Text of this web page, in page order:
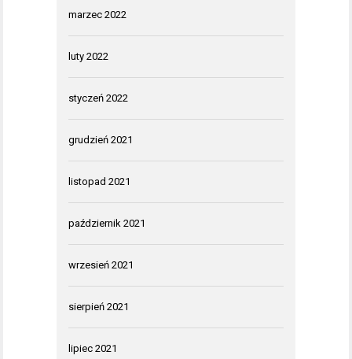
marzec 2022
luty 2022
styczeń 2022
grudzień 2021
listopad 2021
październik 2021
wrzesień 2021
sierpień 2021
lipiec 2021